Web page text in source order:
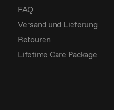
FAQ
Versand und Lieferung
Retouren
Lifetime Care Package